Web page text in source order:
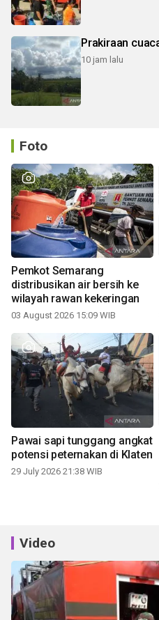
Prakiraan
10 jam lalu
Foto
Pemkot Semarang
distribusikan air bersih ke
wilayah rawan kekeringan
03 August 2026 15:09 WIB
Pawai sapi tunggang angkat
potensi peternakan di Klaten
29 July 2026 21:38 WIB
Video